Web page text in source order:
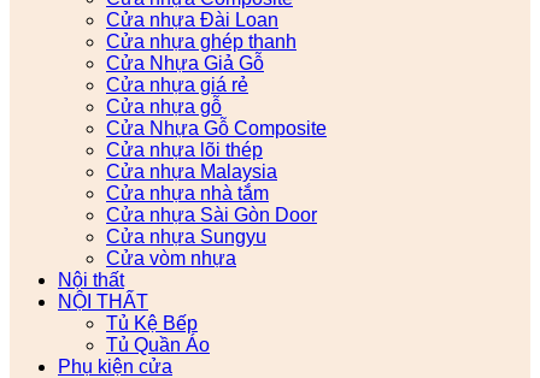
Cửa nhựa Đài Loan
Cửa nhựa ghép thanh
Cửa Nhựa Giả Gỗ
Cửa nhựa giá rẻ
Cửa nhựa gỗ
Cửa Nhựa Gỗ Composite
Cửa nhựa lõi thép
Cửa nhựa Malaysia
Cửa nhựa nhà tắm
Cửa nhựa Sài Gòn Door
Cửa nhựa Sungyu
Cửa vòm nhựa
Nội thất
NỘI THẤT
Tủ Kệ Bếp
Tủ Quần Áo
Phụ kiện cửa